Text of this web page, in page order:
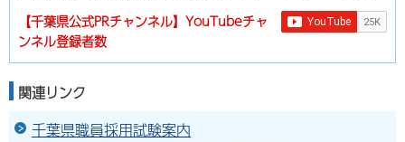
【千葉県公式PRチャンネル】YouTubeチャ
ンネル登録者数
関連リンク
千葉県職員採用試験案内